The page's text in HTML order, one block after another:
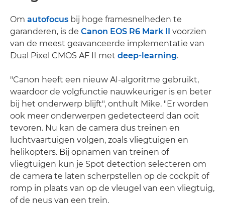
Om autofocus bij hoge framesnelheden te
garanderen, is de Canon EOS R6 Mark II
voorzien
van de meest geavanceerde implementatie van
Dual Pixel CMOS AF II met deep-learning.
"Canon heeft een nieuw AI-algoritme gebruikt,
waardoor de volgfunctie nauwkeuriger is en beter
bij het onderwerp blijft", onthult Mike. "Er worden
ook meer onderwerpen gedetecteerd dan ooit
tevoren. Nu kan de camera dus treinen en
luchtvaartuigen volgen, zoals vliegtuigen en
helikopters. Bij opnamen van treinen of
vliegtuigen kun je Spot detection selecteren om
de camera te laten scherpstellen op de cockpit of
romp in plaats van op de vleugel van een vliegtuig,
of de neus van een trein.